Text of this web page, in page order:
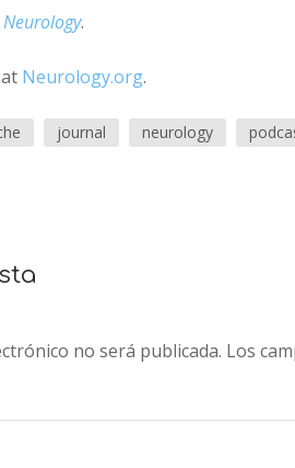
Neurology.
Neurology.org.
journal neurology
no será publicada. Los